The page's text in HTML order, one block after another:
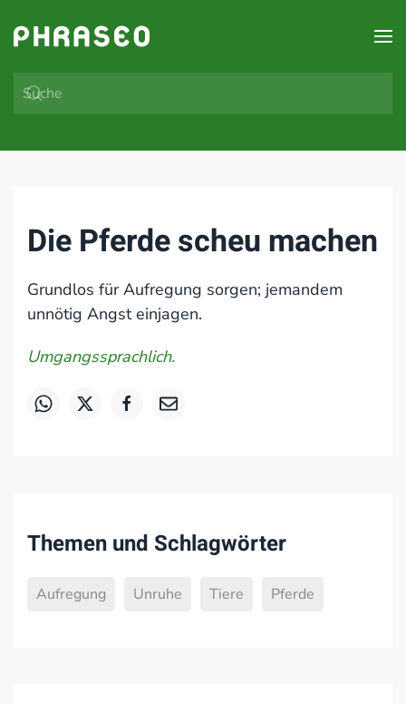
Zum Hauptinhalt springen
Die Pferde scheu machen
Grundlos für Aufregung sorgen; jemandem
unnötig Angst einjagen.
Umgangssprachlich.
Themen und Schlagwörter
Aufregung Unruhe Tiere Pferde